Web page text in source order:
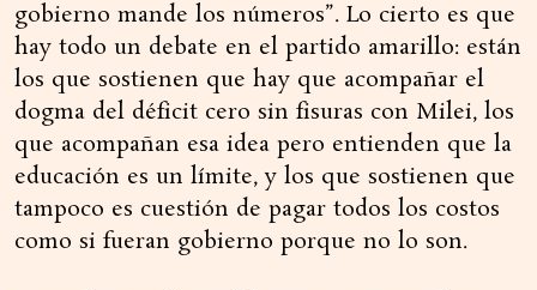
gobierno mande los números”. Lo cierto es que
hay todo un debate en el partido amarillo: están
los que sostienen que hay que acompañar el
dogma del déficit cero sin fisuras con Milei, los
que acompañan esa idea pero entienden que la
educación es un límite, y los que sostienen que
tampoco es cuestión de pagar todos los costos
como si fueran gobierno porque no lo son.